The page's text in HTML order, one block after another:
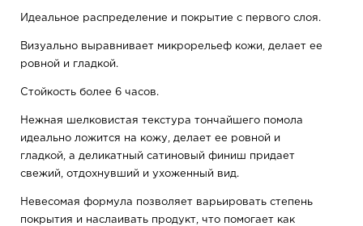
Идеальное распределение и покрытие с первого слоя.
Визуально выравнивает микрорельеф кожи, делает ее
ровной и гладкой.
Стойкость более 6 часов.
Нежная шелковистая текстура тончайшего помола
идеально ложится на кожу, делает ее ровной и
гладкой, а деликатный сатиновый финиш придает
свежий, отдохнувший и ухоженный вид.
Невесомая формула позволяет варьировать степень
покрытия и наслаивать продукт, что помогает как